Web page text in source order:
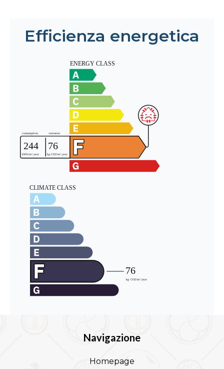
Efficienza energetica
Navigazione
Homepage